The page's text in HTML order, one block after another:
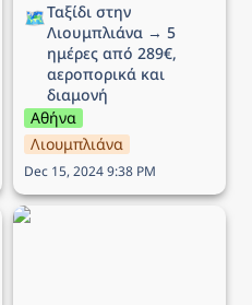
🗺️Ταξίδι στην
Λιουμπλιάνα → 5
ημέρες από 289€,
αεροπορικά και
διαμονή
Αθήνα
Λιουμπλιάνα
Dec 15, 2024 9:38 PM
Ταξίδι στην Μάλτα → 5